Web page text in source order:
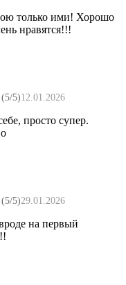
только ими! Хорошо
нравятся!!!
(5/5)12.01.2026
просто супер.
(5/5)29.01.2026
на первый